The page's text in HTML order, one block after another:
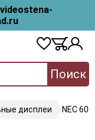
Поиск
дисплеи NEC